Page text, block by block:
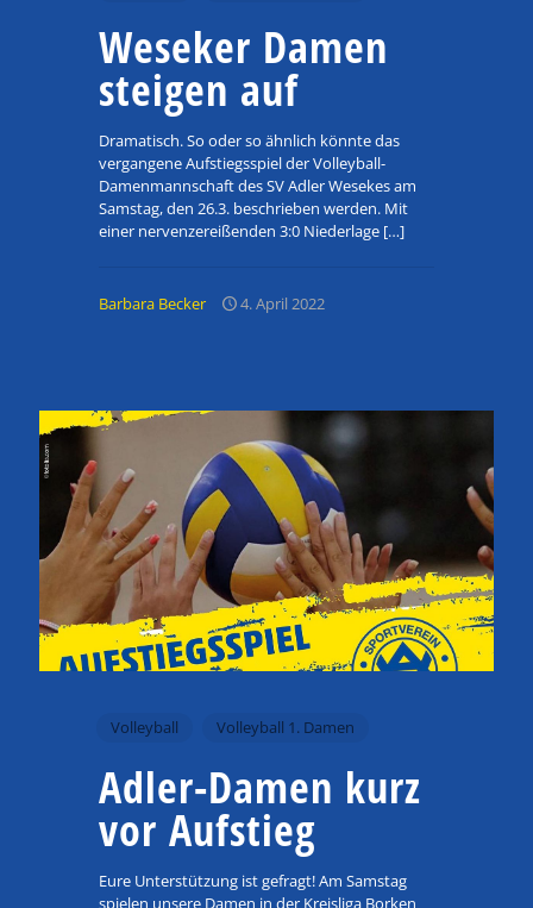
Weseker Damen
steigen auf
Dramatisch. So oder so ähnlich könnte das
vergangene Aufstiegsspiel der Volleyball-
Damenmannschaft des SV Adler Wesekes am
Samstag, den 26.3. beschrieben werden. Mit
einer nervenzereißenden 3:0 Niederlage […]
Barbara Becker 4. April 2022
Volleyball Volleyball 1. Damen
Adler-Damen kurz
vor Aufstieg
Eure Unterstützung ist gefragt! Am Samstag
spielen unsere Damen in der Kreisliga Borken